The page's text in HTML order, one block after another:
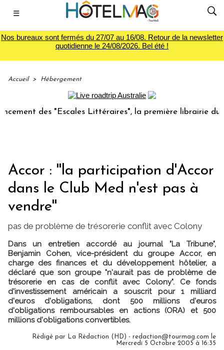
☰
Nos bureaux sont fermés du 27/07 au 16/08. Retour de la newsletter
quotidienne le 24/08/2026. Bel été !
Accueil > Hébergement
des "Escales Littéraires", la première librairie du
Accor : ''la participation d'Accor
dans le Club Med n'est pas à
vendre''
pas de problème de trésorerie conflit avec Colony
Dans un entretien accordé au journal "La Tribune",
Benjamin Cohen, vice-président du groupe Accor, en
charge des finances et du développement hôtelier, a
déclaré que son groupe "n'aurait pas de problème de
trésorerie en cas de conflit avec Colony". Ce fonds
d'investissement américain a souscrit pour 1 milliard
d'euros d'obligations, dont 500 millions d'euros
d'obligations remboursables en actions (ORA) et 500
millions d'obligations convertibles.
Rédigé par La Rédaction (HD) - redaction@tourmag.com le
Mercredi 5 Octobre 2005 à 16:35